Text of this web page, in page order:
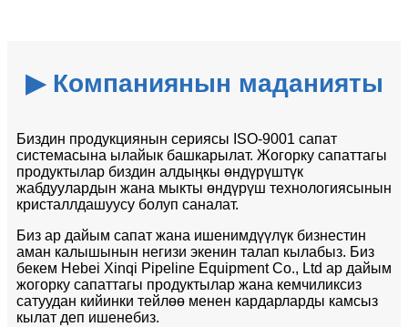
▶ Компаниянын маданияты
Биздин продукциянын сериясы ISO-9001 сапат
системасына ылайык башкарылат. Жогорку сапаттагы
продуктылар биздин алдыңкы өндүрүштүк
жабдуулардын жана мыкты өндүрүш технологиясынын
кристаллдашуусу болуп саналат.
Биз ар дайым сапат жана ишенимдүүлүк бизнестин
аман калышынын негизи экенин талап кылабыз. Биз
бекем Hebei Xinqi Pipeline Equipment Co., Ltd ар дайым
жогорку сапаттагы продуктылар жана кемчиликсиз
сатуудан кийинки тейлөө менен кардарларды камсыз
кылат деп ишенебиз.